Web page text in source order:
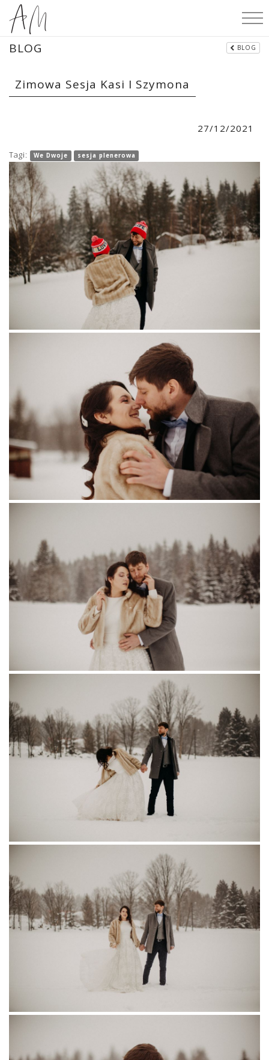
BLOG BLOG
Zimowa Sesja Kasi I Szymona
27/12/2021
Tagi: We Dwoje sesja plenerowa